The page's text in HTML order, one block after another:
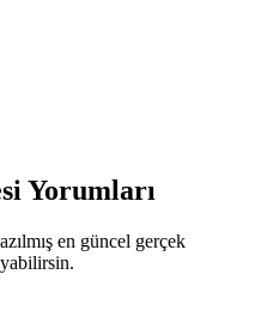
Yorumları
en güncel gerçek